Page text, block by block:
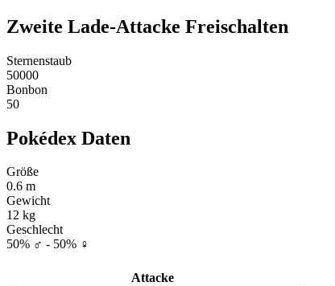
Zweite Lade-Attacke Freischalten
Sternenstaub
50000
Bonbon
50
Pokédex Daten
Größe
0.6 m
Gewicht
12 kg
Geschlecht
50% ♂ - 50% ♀
Attacke